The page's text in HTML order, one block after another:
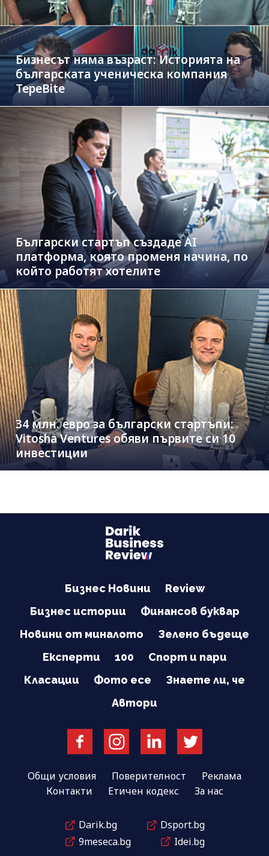
Бизнесът няма възраст: Историята на
българската ученическа компания
TepeBite
Български стартъп създаде AI
платформа, която променя начина, по
който работят хотелите
34 млн. евро за български стартъпи:
Vitosha Ventures обяви първите си 10
инвестиции
Бизнес Новини
Review
Бизнес истории
Финансов буквар
Новини от миналото
Зелено бъдеще
Експерти
100
Спорт и пари
Класации
Фото есе
Знаете ли, че
Автори
Общи условия Поверителност
Реклама
Контакти
Етичен кодекс За нас
Darik.bg
Dsport.bg
9meseca.bg
Idei.bg